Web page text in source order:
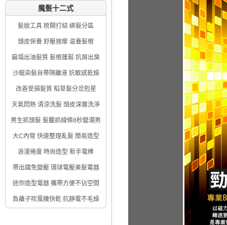
魔髮十二式
髮妝工具 梳開打結 綁髮分區
頭皮保養 舒壓按摩 滋養髮根
扁塌出油髮質 髮根蓬鬆 抗屑出臭
沙龍染髮自帶隔離液 抗敏感乾燥
改善受損髮質 稻草髮分岔剋星
天氣悶熱 清涼洗髮 頭皮深層洗淨
男生抓頭髮 髮臘抓線條8秒變潮男
大C內彎 快速整理亂髮 簡易造型
浪漫捲度 時尚造型 新手電棒
帶出國免變壓 環球電壓美髮電器
迷你造型電器 攜帶方便不佔空間
負離子吹風機快乾 抗靜電不毛燥